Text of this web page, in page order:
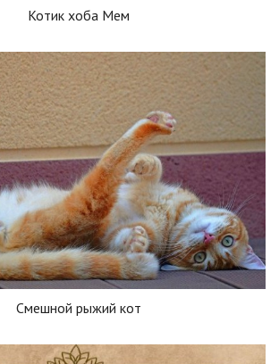
Котик хоба Мем
Смешной рыжий кот